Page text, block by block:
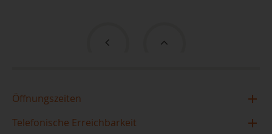
Öffnungszeiten
Zentralbibliothek im TIETZ
Telefonische Erreichbarkeit